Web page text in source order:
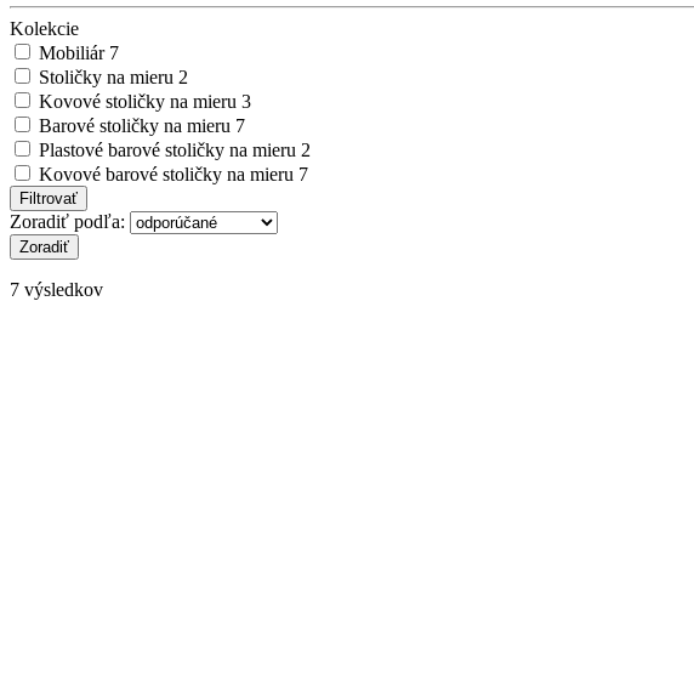
Kolekcie
Mobiliár 7
Stoličky na mieru 2
Kovové stoličky na mieru 3
Barové stoličky na mieru 7
Plastové barové stoličky na mieru 2
Kovové barové stoličky na mieru 7
Zoradiť podľa:
7 výsledkov